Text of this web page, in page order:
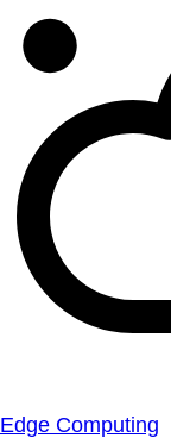
Edge Computing